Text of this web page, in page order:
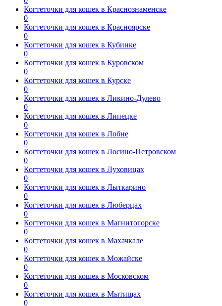
Когтеточки для кошек в Краснознаменске
0
Когтеточки для кошек в Красноярске
0
Когтеточки для кошек в Кубинке
0
Когтеточки для кошек в Куровском
0
Когтеточки для кошек в Курске
0
Когтеточки для кошек в Ликино-Дулево
0
Когтеточки для кошек в Липецке
0
Когтеточки для кошек в Лобне
0
Когтеточки для кошек в Лосино-Петровском
0
Когтеточки для кошек в Луховицах
0
Когтеточки для кошек в Лыткарино
0
Когтеточки для кошек в Люберцах
0
Когтеточки для кошек в Магнитогорске
0
Когтеточки для кошек в Махачкале
0
Когтеточки для кошек в Можайске
0
Когтеточки для кошек в Московском
0
Когтеточки для кошек в Мытищах
0